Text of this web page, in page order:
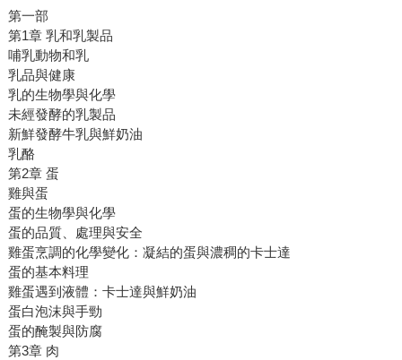
第一部
第1章 乳和乳製品
哺乳動物和乳
乳品與健康
乳的生物學與化學
未經發酵的乳製品
新鮮發酵牛乳與鮮奶油
乳酪
第2章 蛋
雞與蛋
蛋的生物學與化學
蛋的品質、處理與安全
雞蛋烹調的化學變化：凝結的蛋與濃稠的卡士達
蛋的基本料理
雞蛋遇到液體：卡士達與鮮奶油
蛋白泡沫與手勁
蛋的醃製與防腐
第3章 肉